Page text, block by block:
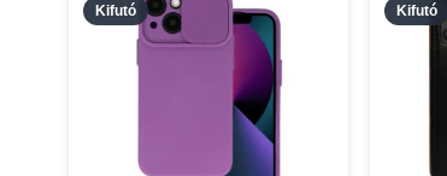
Kifutó Kifutó